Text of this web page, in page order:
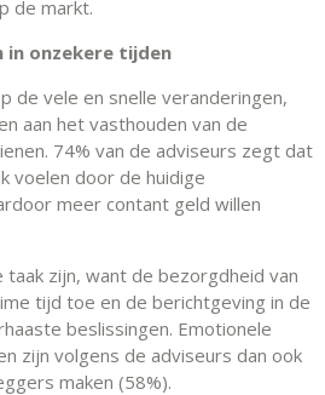
de markt.
in onzekere tijden
de vele en snelle veranderingen,
aan het vasthouden van de
74% van de adviseurs zegt dat
voelen door de huidige
meer contant geld willen
taak zijn, want de bezorgdheid van
tijd toe en de berichtgeving in de
beslissingen. Emotionele
zijn volgens de adviseurs dan ook
maken (58%).